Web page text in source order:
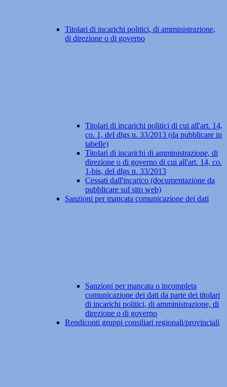
Titolari di incarichi politici, di amministrazione,
di direzione o di governo
Titolari di incarichi politici di cui all'art. 14,
co. 1, del dlgs n. 33/2013 (da pubblicare in
tabelle)
Titolari di incarichi di amministrazione, di
direzione o di governo di cui all'art. 14, co.
1-bis, del dlgs n. 33/2013
Cessati dall'incarico (documentazione da
pubblicare sul sito web)
Sanzioni per mancata comunicazione dei dati
Sanzioni per mancata o incompleta
comunicazione dei dati da parte dei titolari
di incarichi politici, di amministrazione, di
direzione o di governo
Rendiconti gruppi consiliari regionali/provinciali